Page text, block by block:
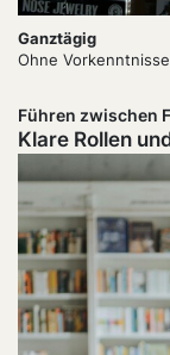
Dauer:
Ganztägig
Level
Ohne Vorkenntnisse
Führen zwischen
Klare Rollen